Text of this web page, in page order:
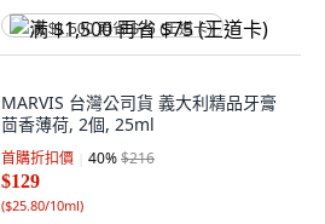
满 $1,500 再省 $75 (王道卡)
MARVIS 台灣公司貨 義大利精品牙膏
茴香薄荷, 2個, 25ml
首購折扣價 40%$216
$129
($25.80/10ml)